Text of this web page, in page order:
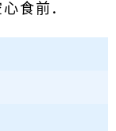
食前．